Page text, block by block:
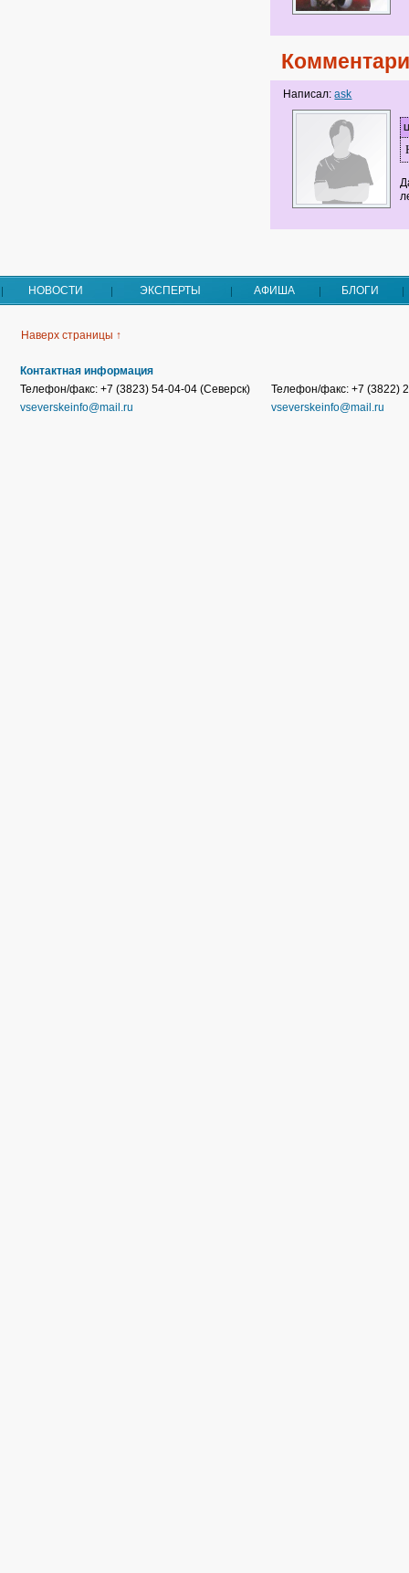
Написал:ask
НОВОСТИ ЭКСПЕРТЫ АФИША БЛОГИ
Наверх страницы ↑
Контактная информация
Телефон/факс: +7 (3823) 54-04-04 (Северск)
vseverskeinfo@mail.ru
Телефон/факс: +7 (3822)
vseverskeinfo@mail.ru